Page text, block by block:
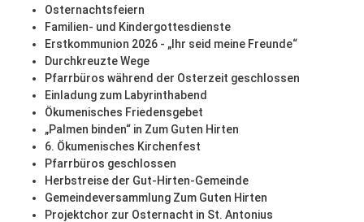
Osternachtsfeiern
Familien- und Kindergottesdienste
Erstkommunion 2026 - „Ihr seid meine Freunde“
Durchkreuzte Wege
Pfarrbüros während der Osterzeit geschlossen
Einladung zum Labyrinthabend
Ökumenisches Friedensgebet
„Palmen binden“ in Zum Guten Hirten
6. Ökumenisches Kirchenfest
Pfarrbüros geschlossen
Herbstreise der Gut-Hirten-Gemeinde
Gemeindeversammlung Zum Guten Hirten
Projektchor zur Osternacht in St. Antonius